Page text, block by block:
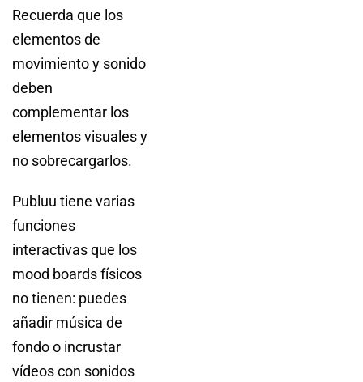
Recuerda que los
elementos de
movimiento y sonido
deben
complementar los
elementos visuales y
no sobrecargarlos.
Publuu tiene varias
funciones
interactivas que los
mood boards físicos
no tienen: puedes
añadir música de
fondo o incrustar
vídeos con sonidos